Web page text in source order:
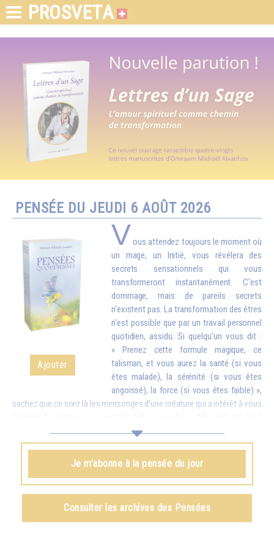
PROSVETA
PENSÉE DU JEUDI 6 AOÛT 2026
Ajouter
Vous attendez toujours le moment où
un mage, un Initié, vous révélera des
secrets sensationnels qui vous
transformeront instantanément. C'est
dommage, mais de pareils secrets
n'existent pas. La transformation des êtres
n'est possible que par un travail personnel
quotidien, assidu. Si quelqu'un vous dit :
« Prenez cette formule magique, ce
talisman, et vous aurez la santé (si vous
êtes malade), la sérénité (si vous êtes
angoissé), la force (si vous êtes faible) »,
sachez que ce sont là les mensonges d'une créature qui a intérêt à vous
est possible, mais seulement si vous faites des efforts. À ce moment-
là ce que vous aurez obtenu sera tellement stable que personne ne
pourra vous l’enlever. » Et vous devez savoir que tout ce que l'on
obtient par des procédés magiques – il est vrai qu'il en existe d'une
certaine efficacité – ne peut jamais être définitif. Peu de temps après,
dedans par des efforts personnels.
Je m'abonne à la pensée du jour
Consulter les archives des Pensées